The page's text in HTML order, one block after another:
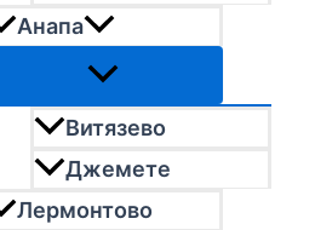
Анапа
Витязево
Джемете
Лермонтово